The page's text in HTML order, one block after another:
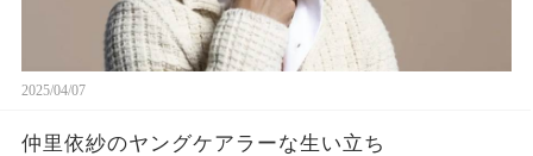
2025/04/07
仲里依紗のヤングケアラーな生い立ち